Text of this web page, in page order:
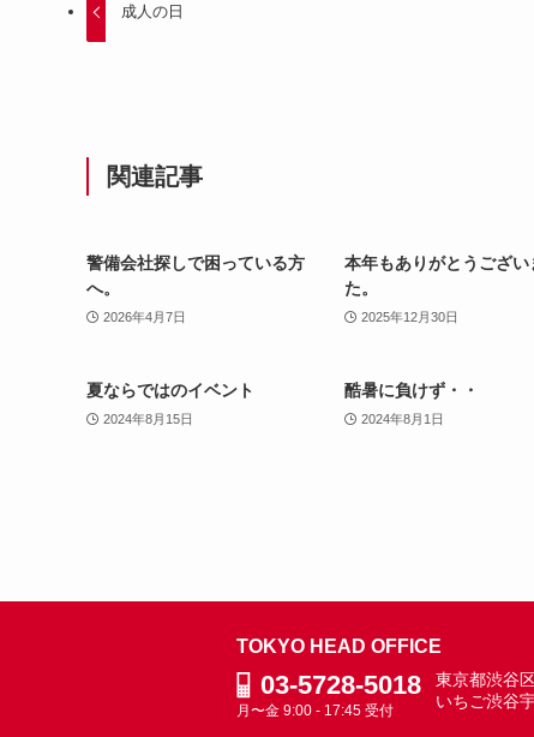
成人の日
関連記事
警備会社探しで困っている方
へ。
2026年4月7日
本年もありがとうござい
た。
2025年12月30日
夏ならではのイベント
2024年8月15日
酷暑に負けず・・
2024年8月1日
TOKYO HEAD OFFICE
03-5728-5018
月〜金 9:00 - 17:45 受付
東京都渋谷
いちご渋谷